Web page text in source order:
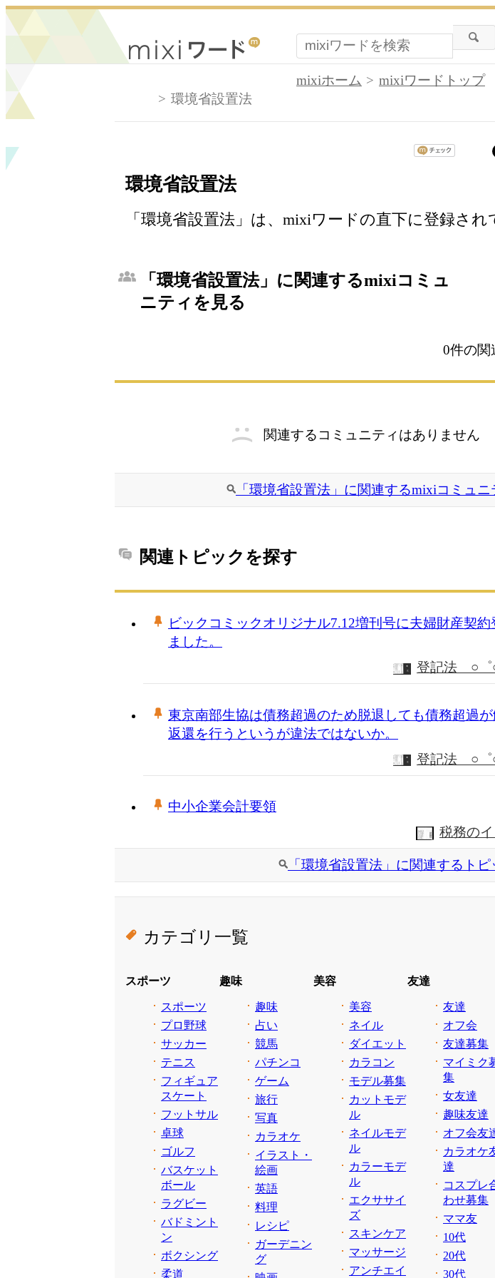
mixiホーム
mixiワードトップ
環境省設置法
環境省設置法
「環境省設置法」は、mixiワードの直下に登録され
「環境省設置法」に関連するmixiコミュ
ニティを見る
0件の関
関連するコミュニティはありません
「環境省設置法」に関連するmixiコミュ
関連トピックを探す
ビックコミックオリジナル7.12増刊号に夫婦財産契
ました。
登記法 ○゜
東京南部生協は債務超過のため脱退しても債務超過
返還を行うというが違法ではないか。
登記法 ○゜
中小企業会計要領
税務の
「環境省設置法」に関連するト
カテゴリ一覧
スポーツ
スポーツ
プロ野球
サッカー
テニス
フィギュア
スケート
フットサル
卓球
ゴルフ
バスケット
ボール
ラグビー
バドミント
ン
ボクシング
柔道
趣味
趣味
占い
競馬
パチンコ
ゲーム
旅行
写真
カラオケ
イラスト・
絵画
英語
料理
レシピ
ガーデニン
グ
美容
美容
ネイル
ダイエット
カラコン
モデル募集
カットモデ
ル
ネイルモデ
ル
カラーモデ
ル
エクササイ
ズ
スキンケア
マッサージ
アンチエイ
友達
友達
オフ会
友達募集
マイミク
集
女友達
趣味友達
オフ会友
カラオケ
達
コスプレ
わせ募集
ママ友
10代
20代
30代